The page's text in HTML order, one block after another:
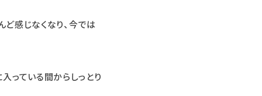
ど感じなくなり、今では
っている間からしっとり